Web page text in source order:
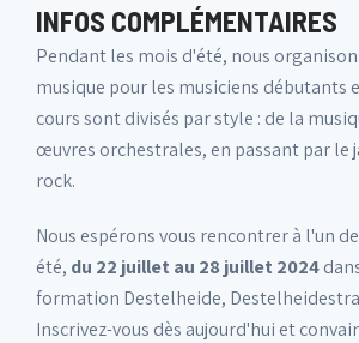
INFOS COMPLÉMENTAIRES
Pendant les mois d'été, nous
musique pour les musiciens débutants
cours sont divisés par style : de la
œuvres orchestrales, en passant par le
rock.
Nous espérons vous rencontrer à l'un
été, du 22 juillet au 28 juillet 2024
formation Destelheide,
Inscrivez-vous dès aujourd'hui et